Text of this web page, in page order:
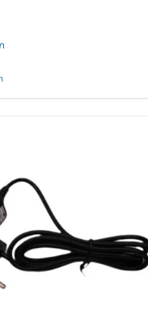
Dieses
auf.
Die
Optionen
können
auf